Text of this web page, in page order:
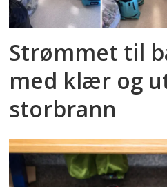
Strømmet til
med klær og
storbrann